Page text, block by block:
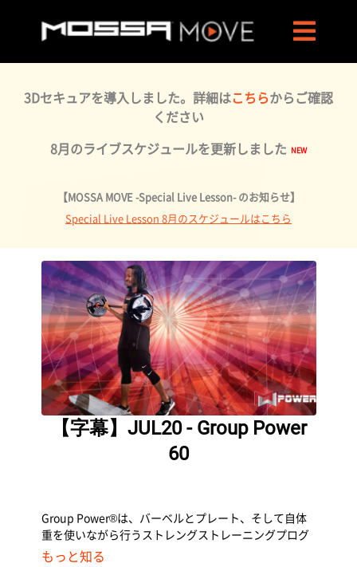
3Dセキュアを導入しました。詳細はこちらからご確認
ください
8月のライブスケジュールを更新しました
【MOSSA MOVE -Special Live Lesson- のお知らせ】
Special Live Lesson 8月のスケジュールはこちら
【字幕】JUL20 - Group Power
60
Group Power®は、バーベルとプレート、そして自体
重を使いながら行うストレングストレーニングプログ
ラムです。
もっと知る